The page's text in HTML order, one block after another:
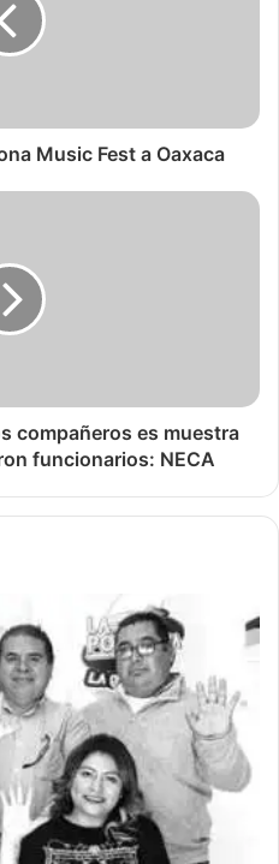
Music Fest a Oaxaca
compañeros es muestra
funcionarios: NECA